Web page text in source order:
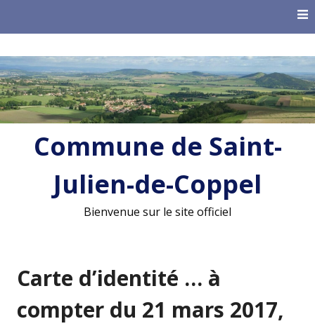
Commune de Saint-
Julien-de-Coppel
Bienvenue sur le site officiel
Carte d’identité … à
compter du 21 mars 2017,